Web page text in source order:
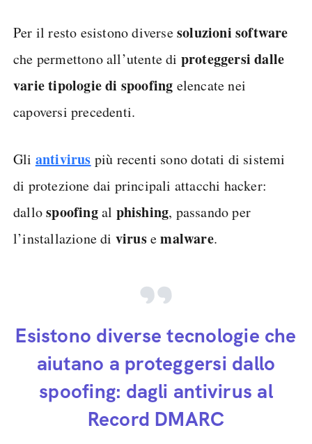
Per il resto esistono diversesoluzioni software
che permettono all’utente di proteggersi dalle
varie tipologie di spoofing elencate nei
capoversi precedenti.
Gli antivirus più recenti sono dotati di sistemi
di protezione dai principali attacchi hacker:
dallospoofingal phishing, passando per
l’installazione di virusemalware.
Esistono diverse tecnologie che
aiutano a proteggersi dallo
spoofing: dagli antivirus al
Record DMARC